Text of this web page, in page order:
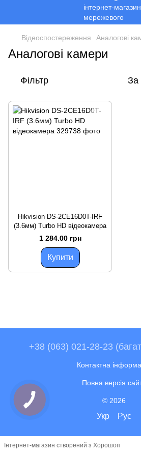
Відеоспостереження Аналогові
Аналогові камери
Фільтр За
Hikvision DS-2CE16D0T-IRF
(3.6мм) Turbo HD відеокамера
1 284.00 грн
Купити
+38 (063) 021-28-23
Контактна
Повна версія
© 2026
Укр Рус
Інтернет-магазин створений з Хорошоп